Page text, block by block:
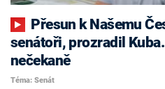
senátoři, prozradil
nečekaně
Téma: Senát